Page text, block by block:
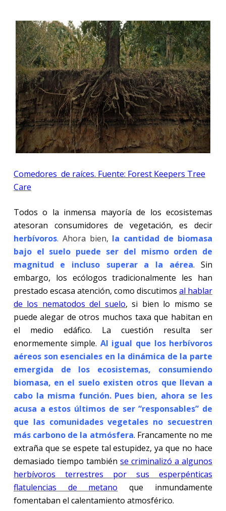
Comedores de raíces. Fuente: Forest Keepers Tree
Care
Todos o la inmensa mayoría de los ecosistemas
atesoran consumidores de vegetación, es decir
herbívoros. Ahora bien, la cantidad de biomasa
bajo el suelo puede ser del mismo orden de
magnitud e incluso superar a la aérea. Sin
embargo, los ecólogos tradicionalmente les han
prestado escasa atención, como discutimosal hablar
de los nematodos del suelo, si bien lo mismo se
puede alegar de otros muchos taxa que habitan en
el medio edáfico. La cuestión resulta ser
enormemente simple. Al igual que los herbívoros
aéreos son esenciales en la dinámica de la parte
emergida de los ecosistemas, consumiendo
biomasa, en el suelo existen otros que llevan a
cabo la misma función. Pues bien, ahora se les
acusa a estos últimos de ser “responsables” de
que las comunidades vegetales no secuestren
más carbono de la atmósfera. Francamente no me
extraña que se espete tal estupidez, ya que no hace
demasiado tiempo también se criminalizó a algunos
herbívoros terrestres por sus esperpénticas
flatulencias de metano que inmundamente
fomentaban el calentamiento atmosférico.